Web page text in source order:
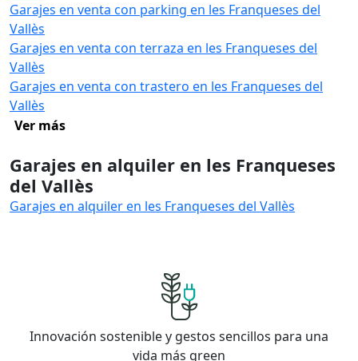
Garajes en venta con parking en les Franqueses del
Vallès
Garajes en venta con terraza en les Franqueses del
Vallès
Garajes en venta con trastero en les Franqueses del
Vallès
Ver más
Garajes en alquiler en les Franqueses
del Vallès
Garajes en alquiler en les Franqueses del Vallès
Innovación sostenible y gestos sencillos para una
vida más green